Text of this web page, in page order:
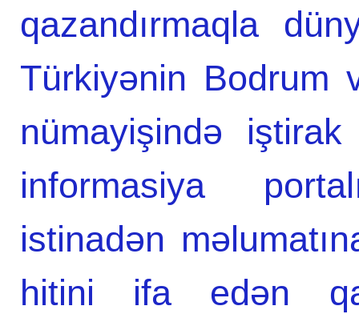
qazandırmaqla
Türkiyənin Bodrum
nümayişində
informasiya
istinadən
hitini ifa edən